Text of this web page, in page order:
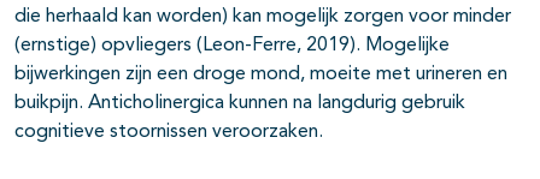
die herhaald kan worden) kan mogelijk zorgen voor minder
(ernstige) opvliegers (Leon-Ferre, 2019). Mogelijke
bijwerkingen zijn een droge mond, moeite met urineren en
buikpijn. Anticholinergica kunnen na langdurig gebruik
cognitieve stoornissen veroorzaken.